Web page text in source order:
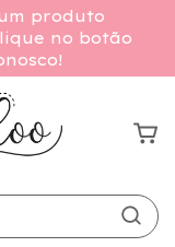
produto
no botão